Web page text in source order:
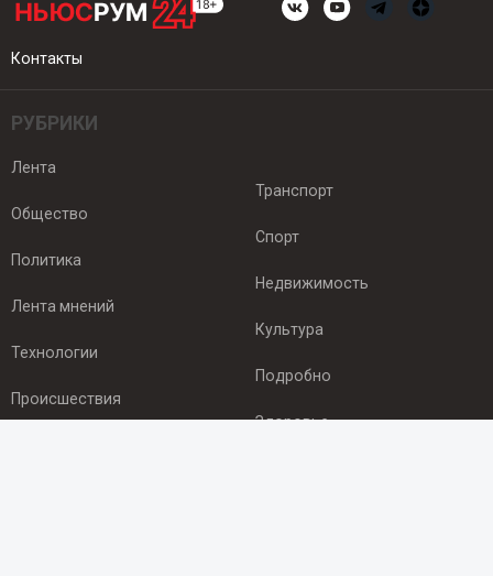
Контакты
РУБРИКИ
Лента
Общество
Политика
Лента мнений
Технологии
Происшествия
Транспорт
Спорт
Недвижимость
Культура
Подробно
Здоровье